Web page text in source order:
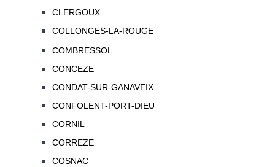
CLERGOUX
COLLONGES-LA-ROUGE
COMBRESSOL
CONCEZE
CONDAT-SUR-GANAVEIX
CONFOLENT-PORT-DIEU
CORNIL
CORREZE
COSNAC